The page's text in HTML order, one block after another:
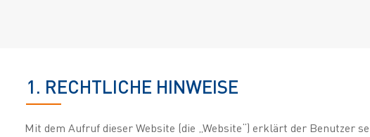
1. RECHTLICHE HINWEISE
Mit dem Aufruf dieser Website (die „Website“) erklärt der Benutzer